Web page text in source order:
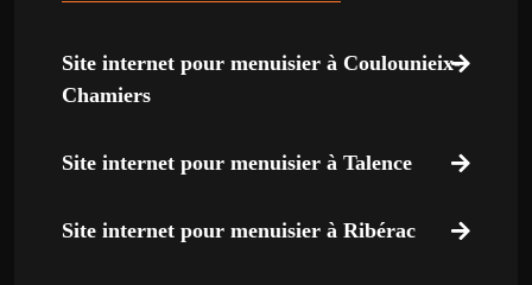
Site internet pour menuisier à Coulounieix-
Chamiers
Site internet pour menuisier à Talence
Site internet pour menuisier à Ribérac